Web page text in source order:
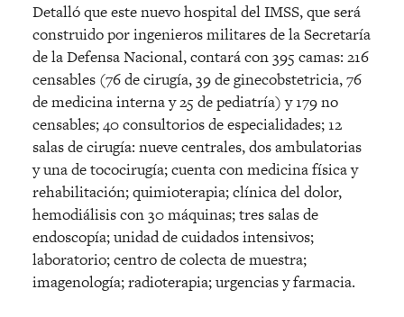
Detalló que este nuevo hospital del IMSS, que será
construido por ingenieros militares de la Secretaría
de la Defensa Nacional, contará con 395 camas: 216
censables (76 de cirugía, 39 de ginecobstetricia, 76
de medicina interna y 25 de pediatría) y 179 no
censables; 40 consultorios de especialidades; 12
salas de cirugía: nueve centrales, dos ambulatorias
y una de tococirugía; cuenta con medicina física y
rehabilitación; quimioterapia; clínica del dolor,
hemodiálisis con 30 máquinas; tres salas de
endoscopía; unidad de cuidados intensivos;
laboratorio; centro de colecta de muestra;
imagenología; radioterapia; urgencias y farmacia.